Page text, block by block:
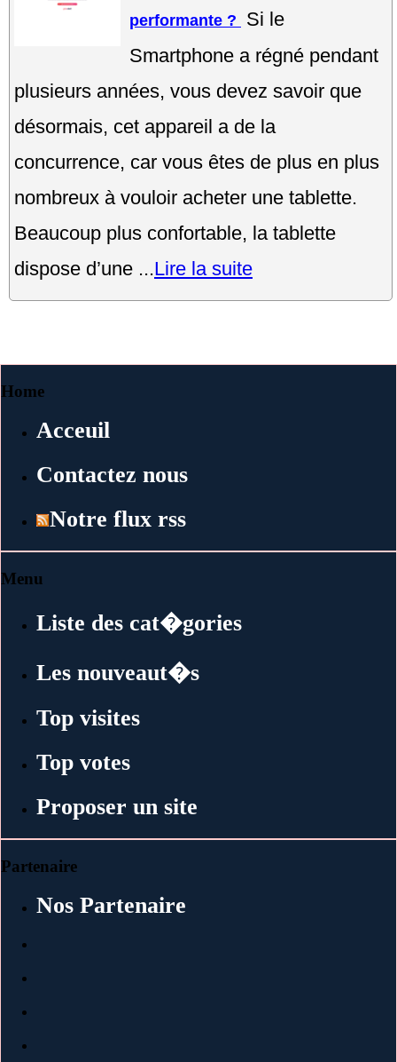
performante ?
Si le
Smartphone a régné pendant
plusieurs années, vous devez savoir que
désormais, cet appareil a de la
concurrence, car vous êtes de plus en plus
nombreux à vouloir acheter une tablette.
Beaucoup plus confortable, la tablette
dispose d’une ...Lire la suite
Home
Acceuil
Contactez nous
Notre flux rss
Menu
Liste des cat�gories
Les nouveaut�s
Top visites
Top votes
Proposer un site
Partenaire
Nos Partenaire